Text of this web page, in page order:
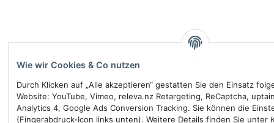
Wie wir Cookies & Co nutzen
Durch Klicken auf „Alle akzeptieren“ gestatten Sie den Einsatz
Website: YouTube, Vimeo, releva.nz Retargeting, ReCaptcha,
Analytics 4, Google Ads Conversion Tracking. Sie können die
(Fingerabdruck-Icon links unten). Weitere Details finden Sie unter